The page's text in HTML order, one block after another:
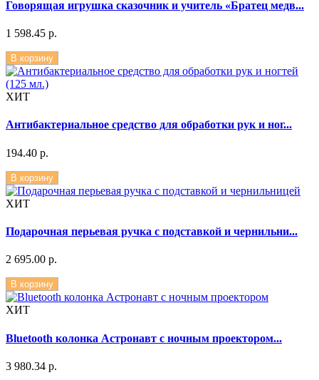
Говорящая игрушка сказочник и учитель «Братец медв...
1 598.45 р.
В корзину
ХИТ
Антибактериальное средство для обработки рук и ног...
194.40 р.
В корзину
ХИТ
Подарочная перьевая ручка с подставкой и чернильни...
2 695.00 р.
В корзину
ХИТ
Bluetooth колонка Астронавт с ночным проектором...
3 980.34 р.